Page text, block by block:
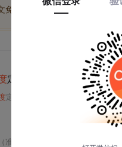
免费学
定位
定位。核心涵盖亚像素原理（矩保持法、多项式拟合法、Zernike矩法）、
）与轮胎表面/内部缺陷检测，并通过Eye-to-